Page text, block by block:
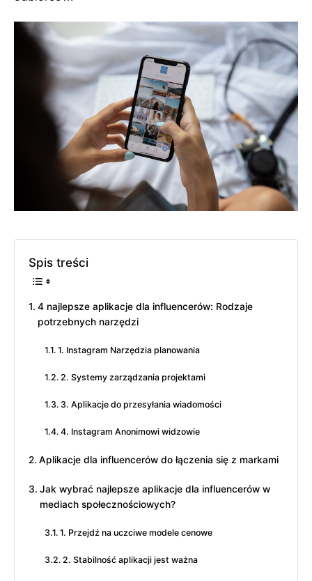
Spis treści
4 najlepsze aplikacje dla influencerów: Rodzaje
potrzebnych narzędzi
1. Instagram Narzędzia planowania
2. Systemy zarządzania projektami
3. Aplikacje do przesyłania wiadomości
4. Instagram Anonimowi widzowie
Aplikacje dla influencerów do łączenia się z markami
Jak wybrać najlepsze aplikacje dla influencerów w
mediach społecznościowych?
1. Przejdź na uczciwe modele cenowe
2. Stabilność aplikacji jest ważna